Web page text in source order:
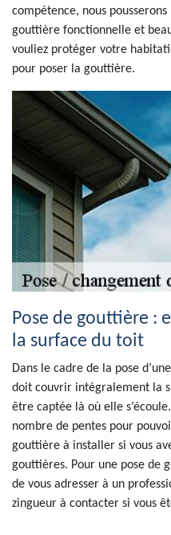
compétence, nous
gouttière fonctionnelle et
vouliez protéger votre
pour poser la gouttière.
Pose de gouttière :
la surface du toit
Dans le cadre de la pose
doit couvrir intégralement la
être captée là où elle
nombre de pentes pour
gouttière à installer si vous
gouttières. Pour une pose de
de vous adresser à un
zingueur à contacter si vous